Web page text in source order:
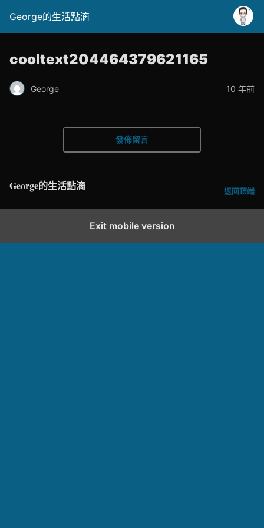
George的生活點滴
cooltext204464379621165
George 10 年前
發佈留言
George的生活點滴 返回頂端
Exit mobile version